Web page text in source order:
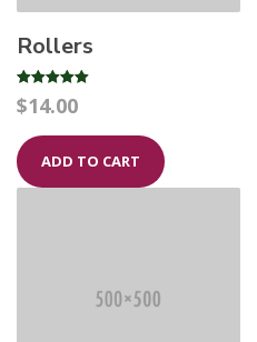
Rollers
Rated
5.00
$14.00
ADD TO CART